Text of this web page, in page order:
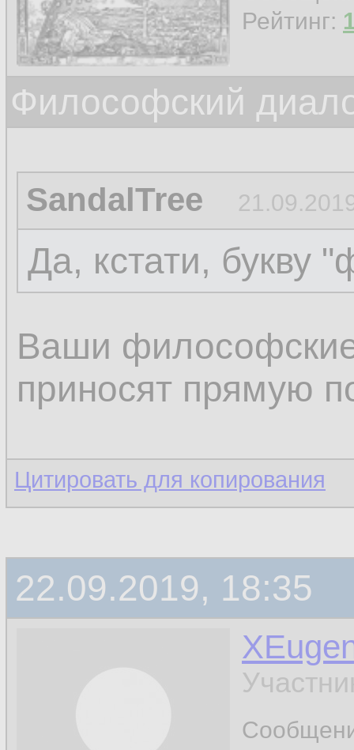
Рейтинг:
Философский
SandalTree
Да, кстати, букву
Ваши
приносят прямую
Цитировать для копирования
22.09.2019, 18:35